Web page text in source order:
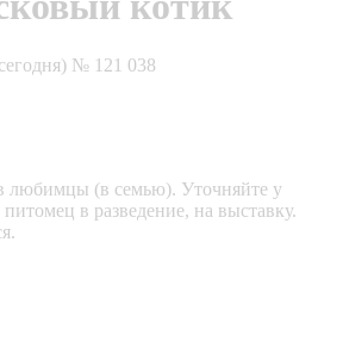
№ 121 038
любимцы (в семью). Уточняйте у
в разведение, на выставку.